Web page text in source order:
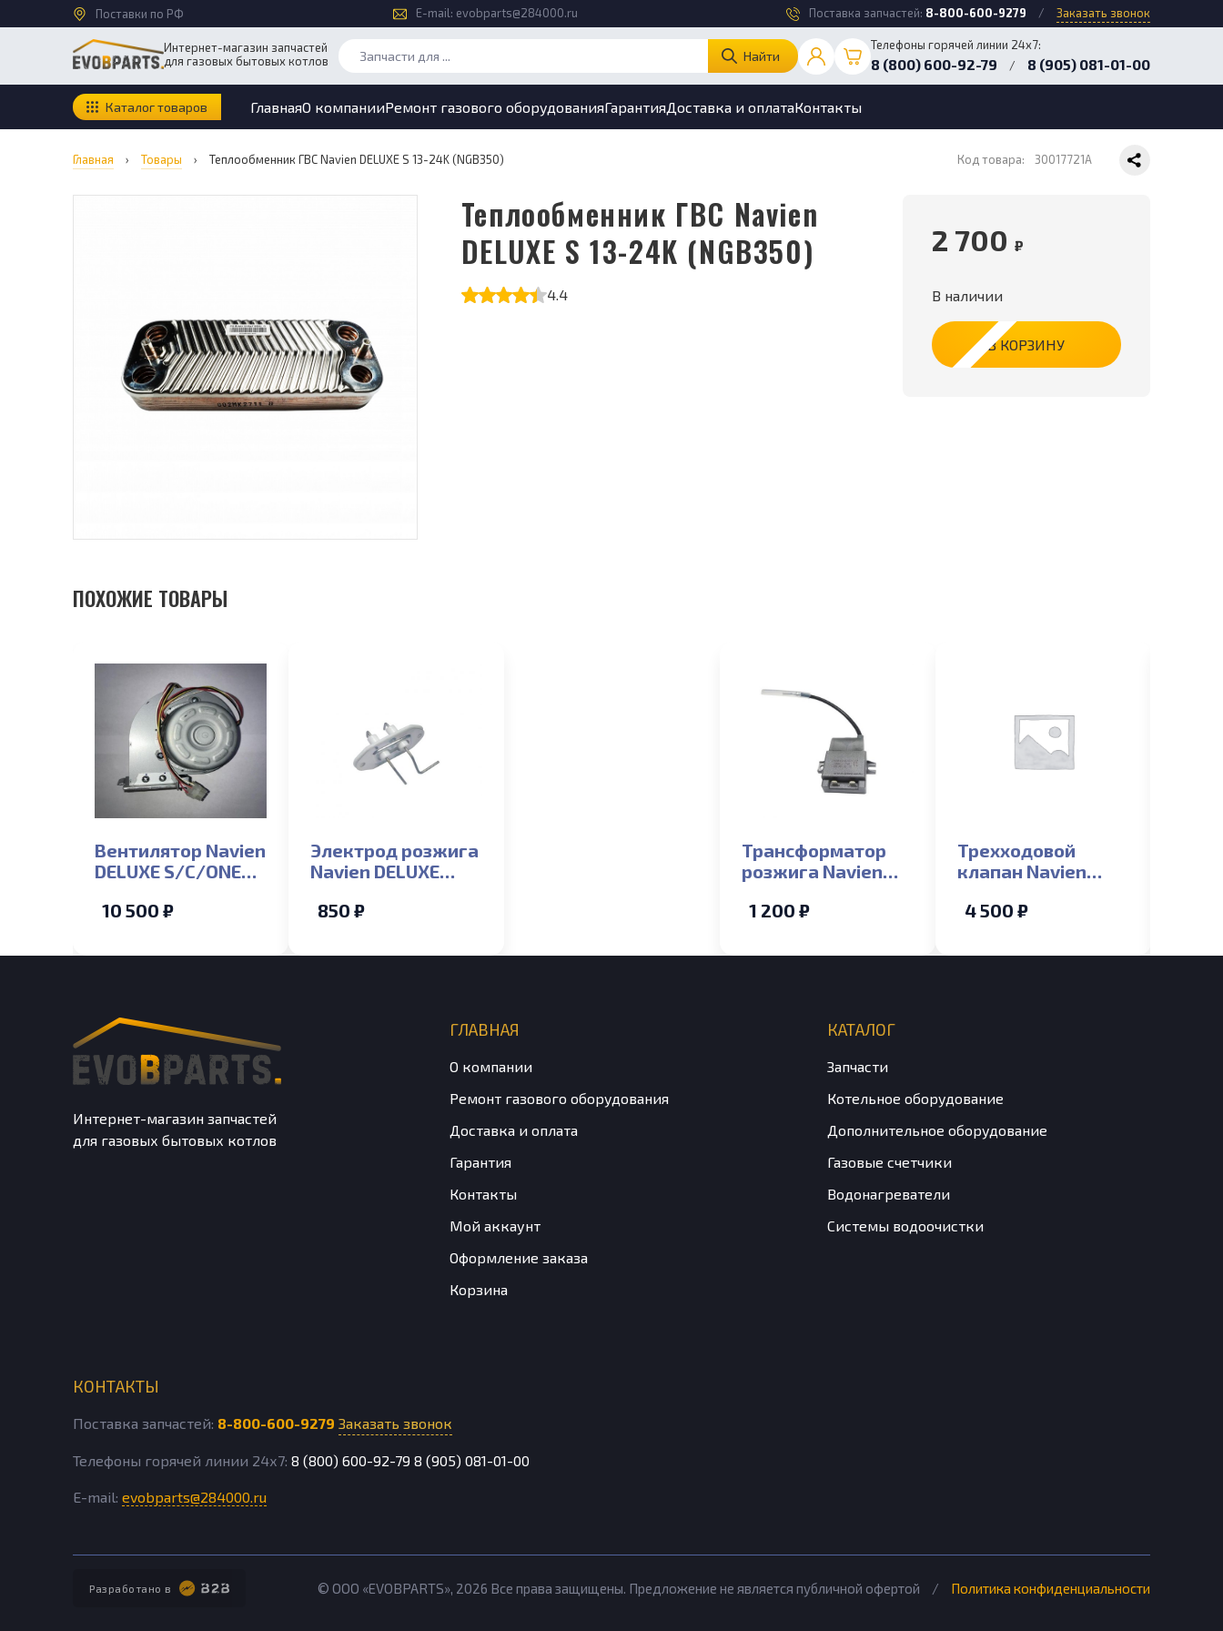
Поставки по РФ E-mail: evobparts@284000.ru Поставка запчастей: 8-800-600-9279 / Заказать звонок
Интернет-магазин запчастей
для газовых бытовых котлов
Найти
Телефоны горячей линии 24х7:
8 (800) 600-92-79 / 8 (905) 081-01-00
Каталог товаров ГлавнаяО компанииРемонт газового оборудованияГарантияДоставка и оплатаКонтакты
Главная › Товары › Теплообменник ГВС Navien DELUXE S 13-24K (NGB350) Код товара: 30017721A
Теплообменник ГВС Navien
DELUXE S 13-24K (NGB350)
4.4
2 700 ₽
В наличии
В КОРЗИНУ
ПОХОЖИЕ ТОВАРЫ
Вентилятор Navien
DELUXE S/C/ONE
(NGB350/351/352/300)
10 500 ₽
Электрод розжига
Navien DELUXE
(NGB350/351/352/300)
850 ₽
Трансформатор
розжига Navien
13-40K
1 200 ₽
Трехходовой
клапан Navien
(NGB351/352/310)
4 500 ₽
Интернет-магазин запчастей
для газовых бытовых котлов
ГЛАВНАЯ
О компании
Ремонт газового оборудования
Доставка и оплата
Гарантия
Контакты
Мой аккаунт
Оформление заказа
Корзина
КАТАЛОГ
Запчасти
Котельное оборудование
Дополнительное оборудование
Газовые счетчики
Водонагреватели
Системы водоочистки
КОНТАКТЫ
Поставка запчастей: 8-800-600-9279 Заказать звонок
Телефоны горячей линии 24х7: 8 (800) 600-92-79 8 (905) 081-01-00
E-mail: evobparts@284000.ru
Разработано в © ООО «EVOBPARTS», 2026 Все права защищены. Предложение не является публичной офертой / Политика конфиденциальности